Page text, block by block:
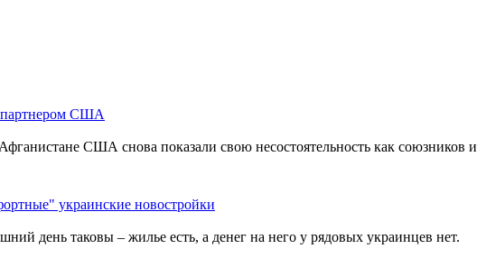
партнером США
США снова показали свою несостоятельность как союзников и
украинские новостройки
день таковы – жилье есть, а денег на него у рядовых украинцев нет.